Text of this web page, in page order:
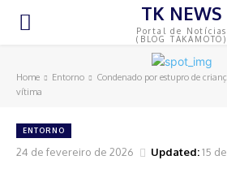
TK NEWS
Portal de Notícias
(BLOG TAKAMOTO)
Home Entorno
Condenado por estupro de
vítima
ENTORNO
24 de fevereiro de 2026 Updated:15